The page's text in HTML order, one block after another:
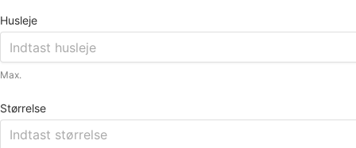
Husleje
Max.
Størrelse